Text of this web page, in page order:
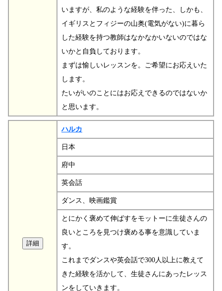
いますが、私のような経験を伴った、しかも、
イギリスとフィジーの山奥(電気がない)に暮ら
した経験を持つ教師はなかなかいないのではな
いかと自負しております。
まずは愉しいレッスンを。ご希望にお応えいた
します。
たいがいのことにはお応えできるのではないか
と思います。
ハルカ
日本
府中
英会話
ダンス、映画鑑賞
とにかく褒めて伸ばすをモットーに生徒さんの
良いところを見つけ褒める事を意識していま
す。
これまでダンスや英会話で300人以上に教えて
きた経験を活かして、生徒さんにあったレッス
ンをしていきます。